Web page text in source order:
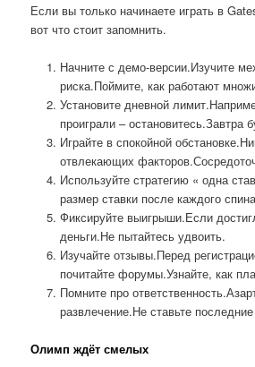
Если вы только начинаете играть в
вот что стоит запомнить.
Начните с демо-версии.Изучите
риска.Поймите, как работают
Установите дневной
проиграли – остановитесь.Завтра
Играйте в спокойной
отвлекающих
Используйте стратегию « одна
размер ставки после каждого
Фиксируйте выигрыши.Если
деньги.Не пытайтесь удвоить.
Изучайте отзывы.Перед
почитайте форумы.Узнайте, как
Помните про
развлечение.Не ставьте
Олимп ждёт смелых